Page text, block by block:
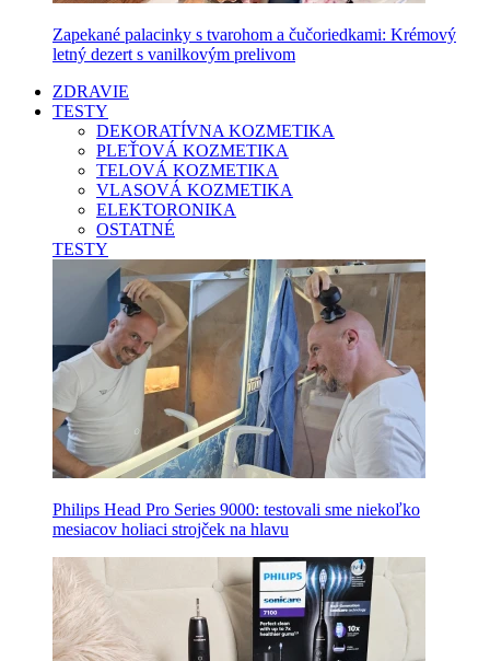
Zapekané palacinky s tvarohom a čučoriedkami: Krémový
letný dezert s vanilkovým prelivom
ZDRAVIE
TESTY
DEKORATÍVNA KOZMETIKA
PLEŤOVÁ KOZMETIKA
TELOVÁ KOZMETIKA
VLASOVÁ KOZMETIKA
ELEKTORONIKA
OSTATNÉ
TESTY
Philips Head Pro Series 9000: testovali sme niekoľko
mesiacov holiaci strojček na hlavu